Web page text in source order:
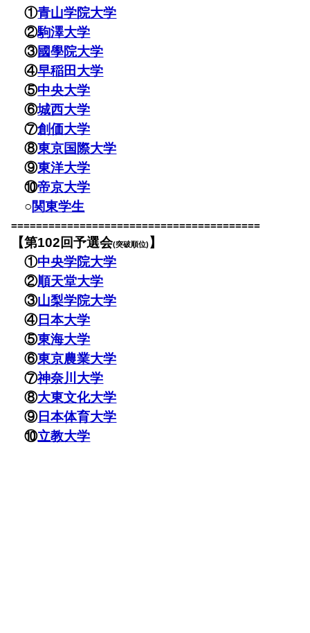
①青山学院大学
②駒澤大学
③國學院大学
④早稲田大学
⑤中央大学
⑥城西大学
⑦創価大学
⑧東京国際大学
⑨東洋大学
⑩帝京大学
○関東学生
========================================
【第102回予選会(突破順位) 】
①中央学院大学
②順天堂大学
③山梨学院大学
④日本大学
⑤東海大学
⑥東京農業大学
⑦神奈川大学
⑧大東文化大学
⑨日本体育大学
⑩立教大学